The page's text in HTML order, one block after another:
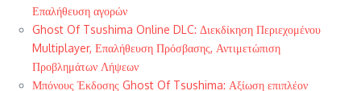
Επαλήθευση αγορών
Ghost Of Tsushima Online DLC: Διεκδίκηση Περιεχομένου
Multiplayer, Επαλήθευση Πρόσβασης, Αντιμετώπιση
Προβλημάτων Λήψεων
Μπόνους Έκδοσης Ghost Of Tsushima: Αξίωση επιπλέον